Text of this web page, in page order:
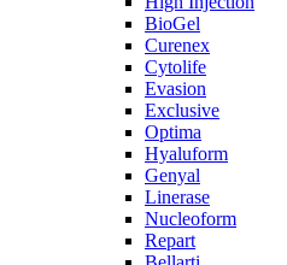
BioGel
Curenex
Cytolife
Evasion
Exclusive
Optima
Hyaluform
Genyal
Linerase
Nucleoform
Repart